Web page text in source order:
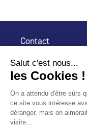
Contact
32 rue de Mogador
75 009 Paris